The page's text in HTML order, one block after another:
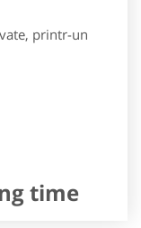
printr-un
time